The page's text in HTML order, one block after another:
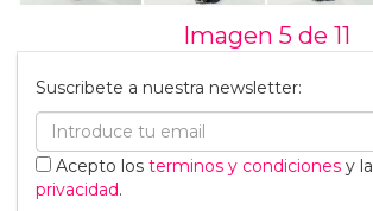
Imagen 5 de 11
Suscribete a nuestra newsletter:
Acepto los terminos y condiciones y la
privacidad.